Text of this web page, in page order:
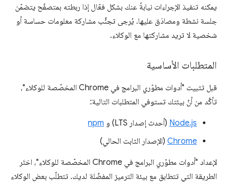
يمكنه تنفيذ الإجراءات نيابةً عنك بشكل فعّال إذا ربطته بمتصفّح يتضمّن
جلسة نشطة ومصادَق عليها. يُرجى تجنُّب مشاركة معلومات حساسة أو
شخصية لا تريد مشاركتها مع الوكلاء.
المتطلبات الأساسية
قبل تثبيت "أدوات مطوّري البرامج في Chrome المخصّصة للوكلاء"،
تأكَّد من أنّ بيئتك تستوفي المتطلبات التالية:
Node.js (أحدث إصدار LTS) و
npm
Chrome (الإصدار الثابت الحالي)
لإعداد "أدوات مطوّري البرامج في Chrome المخصّصة للوكلاء"، اختَر
الطريقة التي تتطابق مع بيئة الترميز المفضّلة لديك. تتطلّب بعض الوكلاء